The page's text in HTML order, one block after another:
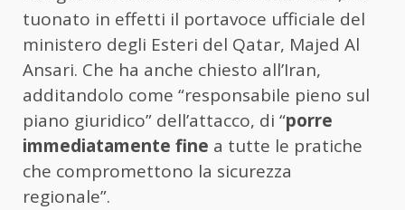
tuonato in effetti il portavoce ufficiale del
ministero degli Esteri del Qatar, Majed Al
Ansari. Che ha anche chiesto all’Iran,
additandolo come “responsabile pieno sul
piano giuridico” dell’attacco, di “porre
immediatamente fine a tutte le pratiche
che compromettono la sicurezza
regionale”.